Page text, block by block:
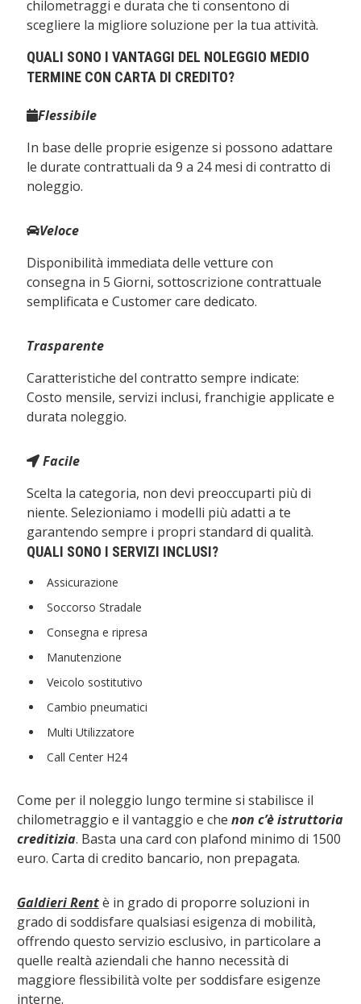
chilometraggi e durata che ti consentono di
scegliere la migliore soluzione per la tua attività.
QUALI SONO I VANTAGGI DEL NOLEGGIO MEDIO
TERMINE CON CARTA DI CREDITO?
Flessibile
In base delle proprie esigenze si possono adattare
le durate contrattuali da 9 a 24 mesi di contratto di
noleggio.
Veloce
Disponibilità immediata delle vetture con
consegna in 5 Giorni, sottoscrizione contrattuale
semplificata e Customer care dedicato.
Trasparente
Caratteristiche del contratto sempre indicate:
Costo mensile, servizi inclusi, franchigie applicate e
durata noleggio.
Facile
Scelta la categoria, non devi preoccuparti più di
niente. Selezioniamo i modelli più adatti a te
garantendo sempre i propri standard di qualità.
QUALI SONO I SERVIZI INCLUSI?
Assicurazione
Soccorso Stradale
Consegna e ripresa
Manutenzione
Veicolo sostitutivo
Cambio pneumatici
Multi Utilizzatore
Call Center H24
Come per il noleggio lungo termine si stabilisce il
chilometraggio e il vantaggio e che non c’è istruttoria
creditizia. Basta una card con plafond minimo di 1500
euro. Carta di credito bancario, non prepagata.
Galdieri Rentè in grado di proporre soluzioni in
grado di soddisfare qualsiasi esigenza di mobilità,
offrendo questo servizio esclusivo, in particolare a
quelle realtà aziendali che hanno necessità di
maggiore flessibilità volte per soddisfare esigenze
interne.